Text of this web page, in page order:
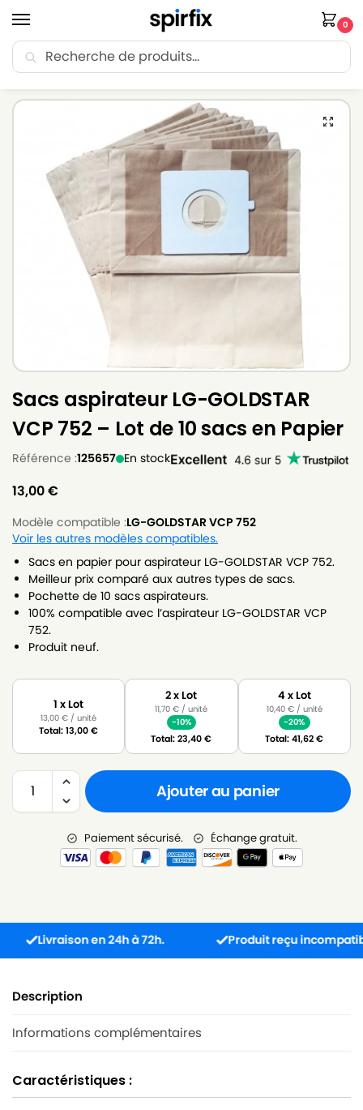
0
🚚 Livraison Point Relais offerte dès 30€ d’achat.
Sacs aspirateur LG-GOLDSTAR
VCP 752 – Lot de 10 sacs en Papier
Référence :125657 En stock
13,00€
Modèle compatible :LG-GOLDSTAR VCP 752
Voir les autres modèles compatibles.
Sacs en papier pour aspirateur LG-GOLDSTAR VCP 752.
Meilleur prix comparé aux autres types de sacs.
Pochette de 10 sacs aspirateurs.
100% compatible avec l’aspirateur LG-GOLDSTAR VCP
752.
Produit neuf.
1 x Lot
13,00€ / unité
Total:13,00€
2 x Lot
11,70€ / unité
-10%
Total:23,40€
4 x Lot
10,40 €/ unité
-20%
Total:41,62€
Ajouter au panier
Paiement sécurisé. Échange gratuit.
Livraison en 24h à 72h. Produit reçu incompatible ?
Description
Informations complémentaires
Caractéristiques :